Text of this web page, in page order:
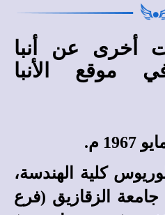
أخرى عن أنبا
موقع الأنبا
كلية الهندسة،
جامعة الزقازيق (فرع